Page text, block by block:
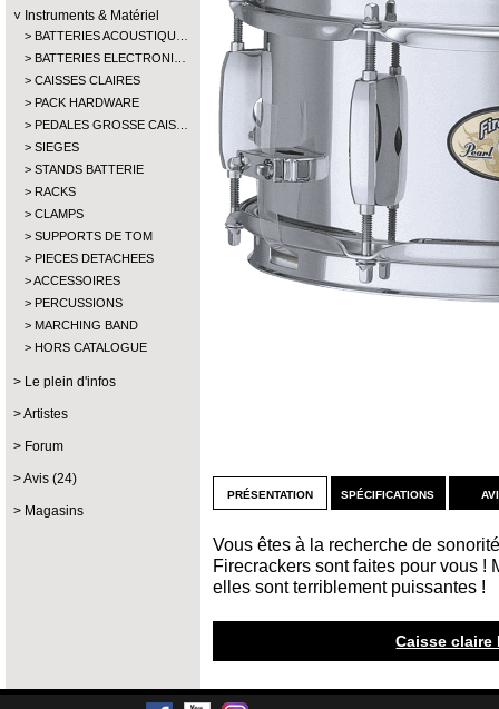
Instruments & Matériel
BATTERIES ACOUSTIQU…
BATTERIES ELECTRONI…
CAISSES CLAIRES
PACK HARDWARE
PEDALES GROSSE CAIS…
SIEGES
STANDS BATTERIE
RACKS
CLAMPS
SUPPORTS DE TOM
PIECES DETACHEES
ACCESSOIRES
PERCUSSIONS
MARCHING BAND
HORS CATALOGUE
Le plein d'infos
Artistes
Forum
Avis (24)
Magasins
présentation
Vous êtes à la recherche de
Firecrackers sont faites pour vous !
elles sont terriblement puissantes !
spécifications
Caisse claire